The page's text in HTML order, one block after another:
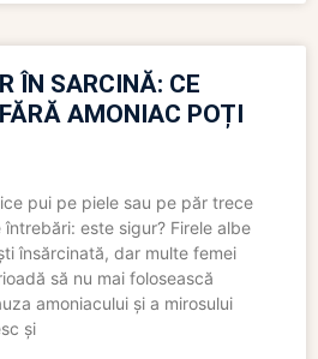
ÎN SARCINĂ: CE
AMONIAC POȚI
pui pe piele sau pe păr trece
este sigur? Firele albe
însărcinată, dar multe femei
să nu mai folosească
amoniacului și a mirosului
și